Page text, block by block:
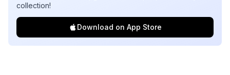
collection!
Download on App Store